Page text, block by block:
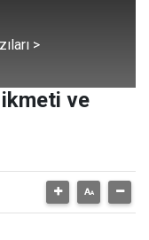
>
ve